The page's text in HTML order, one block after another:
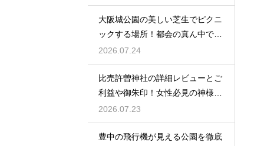
大阪城公園の美しい芝生でピクニ
ックする場所！都会の真ん中で癒
される
2026.07.24
比売許曽神社の詳細レビューとご
利益や御朱印！女性必見の神様と
は
2026.07.23
豊中の飛行機が見える公園を徹底